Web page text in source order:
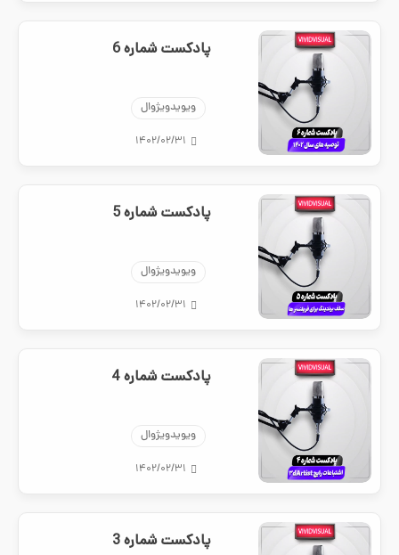
پادکست شماره 6
ویویدویژوال
۱۴۰۲/۰۲/۳۱
پادکست شماره 5
ویویدویژوال
۱۴۰۲/۰۲/۳۱
پادکست شماره 4
ویویدویژوال
۱۴۰۲/۰۲/۳۱
پادکست شماره 3